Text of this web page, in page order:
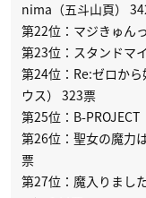
nima（五斗山頁）
第22位：マジきゅん
第23位：スタンドマ
第24位：Re:ゼロか
ウス） 323票
第25位：B-
第26位：聖女の魔力
票
第27位：魔入りまし